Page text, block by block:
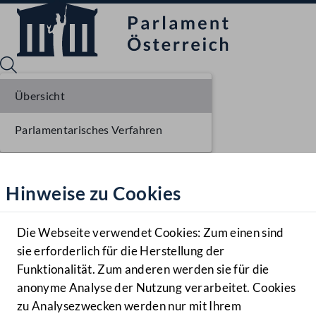
Hilfe
Benutzer
Navigationsmenü öffnen
MENÜ
Hinweise zu Cookies
Die Webseite verwendet Cookies: Zum einen sind
sie erforderlich für die Herstellung der
Funktionalität. Zum anderen werden sie für die
anonyme Analyse der Nutzung verarbeitet. Cookies
zu Analysezwecken werden nur mit Ihrem
Übersicht
Parlamentarisches Verfahren